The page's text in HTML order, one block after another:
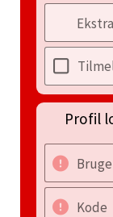
Profil
Kode